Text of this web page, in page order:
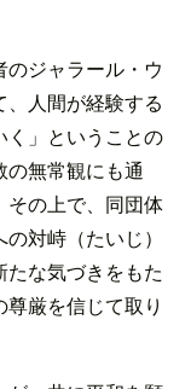
ジャラール・ウ
人間が経験する
く」ということの
無常観にも通
その上で、同団体
対峙（たいじ）
な気づきをもた
厳を信じて取り